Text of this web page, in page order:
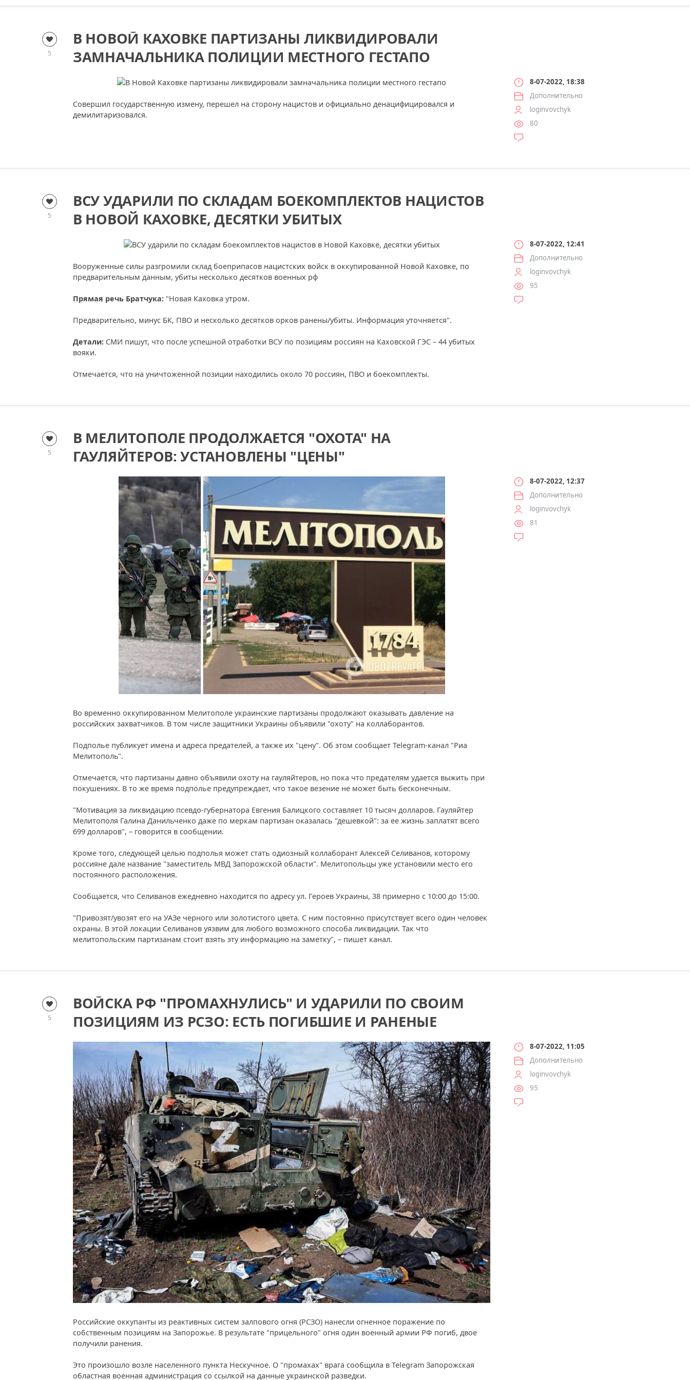
В НОВОЙ КАХОВКЕ ПАРТИЗАНЫ ЛИКВИДИРОВАЛИ
ЗАМНАЧАЛЬНИКА ПОЛИЦИИ МЕСТНОГО ГЕСТАПО
8-07-2022, 18:38
Дополнительно
loginvovchyk
80
5
Совершил государственную измену, перешел на сторону нацистов и официально денацифицировался и
демилитаризовался.
ВСУ УДАРИЛИ ПО СКЛАДАМ БОЕКОМПЛЕКТОВ НАЦИСТОВ
В НОВОЙ КАХОВКЕ, ДЕСЯТКИ УБИТЫХ
8-07-2022, 12:41
Дополнительно
loginvovchyk
95
5
Вооруженные силы разгромили склад боеприпасов нацистских войск в оккупированной Новой Каховке, по
предварительным данным, убиты несколько десятков военных рф
Прямая речь Братчука: "Новая Каховка утром.
Предварительно, минус БК, ПВО и несколько десятков орков ранены/убиты. Информация уточняется".
Детали: СМИ пишут, что после успешной отработки ВСУ по позициям россиян на Каховской ГЭС – 44 убитых
вояки.
Отмечается, что на уничтоженной позиции находились около 70 россиян, ПВО и боекомплекты.
В МЕЛИТОПОЛЕ ПРОДОЛЖАЕТСЯ "ОХОТА" НА
ГАУЛЯЙТЕРОВ: УСТАНОВЛЕНЫ "ЦЕНЫ"
8-07-2022, 12:37
Дополнительно
loginvovchyk
81
5
Во временно оккупированном Мелитополе украинские партизаны продолжают оказывать давление на
российских захватчиков. В том числе защитники Украины объявили "охоту" на коллаборантов.
Подполье публикует имена и адреса предателей, а также их "цену". Об этом сообщает Telegram-канал "Риа
Мелитополь".
Отмечается, что партизаны давно объявили охоту на гауляйтеров, но пока что предателям удается выжить при
покушениях. В то же время подполье предупреждает, что такое везение не может быть бесконечным.
"Мотивация за ликвидацию псевдо-губернатора Евгения Балицкого составляет 10 тысяч долларов. Гауляйтер
Мелитополя Галина Данильченко даже по меркам партизан оказалась "дешевкой": за ее жизнь заплатят всего
699 долларов", – говорится в сообщении.
Кроме того, следующей целью подполья может стать одиозный коллаборант Алексей Селиванов, которому
россияне дале название "заместитель МВД Запорожской области". Мелитопольцы уже установили место его
постоянного расположения.
Сообщается, что Селиванов ежедневно находится по адресу ул. Героев Украины, 38 примерно с 10:00 до 15:00.
"Привозят/увозят его на УАЗе черного или золотистого цвета. С ним постоянно присутствует всего один человек
охраны. В этой локации Селиванов уязвим для любого возможного способа ликвидации. Так что
мелитопольским партизанам стоит взять эту информацию на заметку", – пишет канал.
ВОЙСКА РФ "ПРОМАХНУЛИСЬ" И УДАРИЛИ ПО СВОИМ
ПОЗИЦИЯМ ИЗ РСЗО: ЕСТЬ ПОГИБШИЕ И РАНЕНЫЕ
8-07-2022, 11:05
Дополнительно
loginvovchyk
95
5
Российские оккупанты из реактивных систем залпового огня (РСЗО) нанесли огненное поражение по
собственным позициям на Запорожье. В результате "прицельного" огня один военный армии РФ погиб, двое
получили ранения.
Это произошло возле населенного пункта Нескучное. О "промахах" врага сообщила в Telegram Запорожская
областная военная администрация со ссылкой на данные украинской разведки.